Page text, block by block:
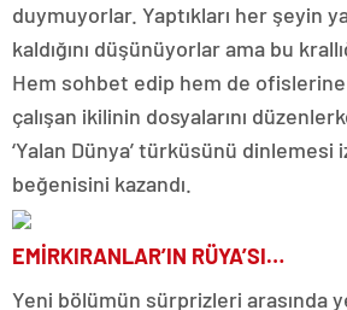
duymuyorlar. Yaptıkları her şeyin
kaldığını düşünüyorlar ama bu
Hem sohbet edip hem de
çalışan ikilinin dosyalarını
‘Yalan Dünya’ türküsünü dinlemesi
beğenisini kazandı.
EMİRKIRANLAR’IN RÜYA’SI…
Yeni bölümün sürprizleri arasında